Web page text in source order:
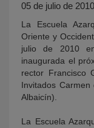
05 de julio de 2010
La Escuela
Oriente y
julio de 2010
inaugurada el
rector Francisco
Invitados
Albaicín).
La Escuela